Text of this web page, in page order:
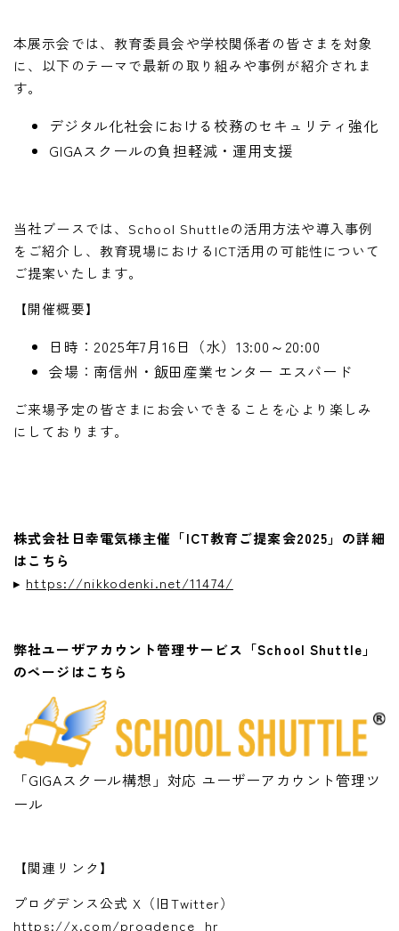
本展示会では、教育委員会や学校関係者の皆さまを対象
に、以下のテーマで最新の取り組みや事例が紹介されま
す。
デジタル化社会における校務のセキュリティ強化
GIGAスクールの負担軽減・運用支援
当社ブースでは、School Shuttleの活用方法や導入事例
をご紹介し、教育現場におけるICT活用の可能性について
ご提案いたします。
【開催概要】
日時：2025年7月16日（水）13:00～20:00
会場：南信州・飯田産業センター エスバード
ご来場予定の皆さまにお会いできることを心より楽しみ
にしております。
株式会社日幸電気様主催「ICT教育ご提案会2025」の詳細
はこちら
▸ https://nikkodenki.net/11474/
弊社ユーザアカウント管理サービス「School Shuttle」
のページはこちら
「GIGAスクール構想」対応 ユーザーアカウント管理ツ
ール
【関連リンク】
プログデンス公式 X（旧Twitter）
https://x.com/progdence_hr